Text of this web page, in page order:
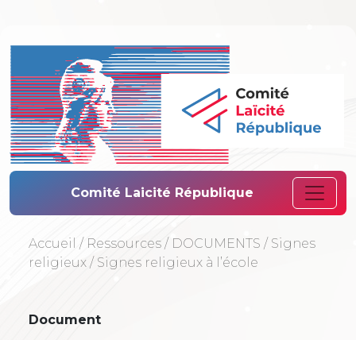
Comité Laïcité
Comité Laicité République
Accueil / Ressources / DOCUMENTS / Signes
religieux / Signes religieux à l’école
Document